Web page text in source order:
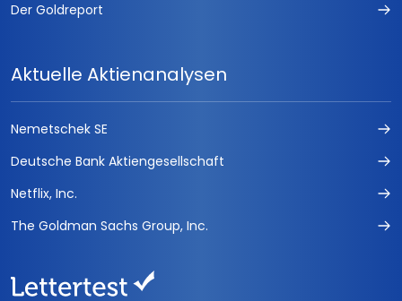
Der Goldreport
Aktuelle Aktienanalysen
Nemetschek SE
Deutsche Bank Aktiengesellschaft
Netflix, Inc.
The Goldman Sachs Group, Inc.